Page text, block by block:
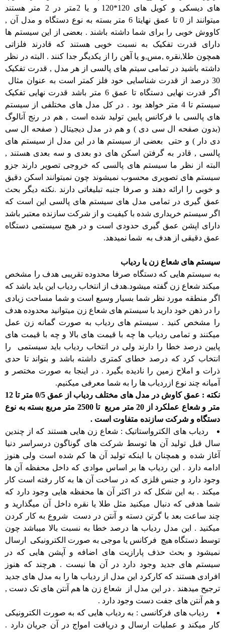
های دیسکی و کویل های 120*120 و یا 2متر در 2 متر هستند
میتوانند از 0 تا عمق نهایتا 6 متر بسته به نوع دستگاه و مدل آن ,
کاووش خوبی را برای شما داشته باشند . بعضی از این سیستم ها
دارای قدرت تفکیک به نسبت خوبی هستند که قادرند فلزاتی
همچون طلا,نقره ,مس,و یا آهن را از یکدیگر جدا کنند . البته در نظر
داشته باشید در تمامی سیتم های پالسی از هر مدل , قدرت تفکیک
30 درصد از قدرت شناسایی خود فلز کمتر است به عنوان مثال
اگر قدرت نهایی دستگاه تا عمق 6 متر باشد قدرت نهایی تفکیک
سیستم تا 4 متر خواهد بود . در کل مدل های مختلفی از سیستم
های پالسی با فرکانس پایین تولید شده است , هم در رنج آنالوگ
(بدون صفحه ال سی دی ) و هم در مدل دیجیتال ( صفحه ال سی
دی دار ) و حتی بعضی از سیستم ها در این مدل از سیستم های
پالسی , قادر به گرفتن اسکن های دو بعدی و سه بعدی هستند ,
البته از نظر ما سیستم های پالسی که خروجی تصویر دارند جزو
سیستم های تصویری محسوب نمیشوند چون نمیتوانند اسکن دقیق
و خوبی را ارائه دهند و صرفا جنبه تبلیغاتی دارند .نکته دیگر بحث
عمق گیری در تمامی مدل های سیستم های پالسی این است که
اگر سیستم خریداری شده با کیفیت و از شرکت سازنده معتبر باشد
دارای اپشن عمق گیری حدودی است و در هیج سیستمی دستگاه
عمق دقیقی از هدف به شما نمیدهد.
سیستم های شعاع زن یا ردیاب
به سیستم هایی که دستگاه صرفا محدوده تقریبی هدف را مشخص
میکند شعاع زن گفته میشود.هدف از انتخاب ردیاب این باید باشد که
اگر منطقه مورد نظر شما بسیار وسیع است و شما مساحت زیادی
را در ذهن خود دارید با سیستم های شعاع زن میتوانید محدوده هدف
را مشخص کنید . سیستم های ردیاب به صورت گمانه زن عمل
میکنند و تمامی ردیاب ها چه با قیمت های بالا و چه با قیمت های
پایین درصد خطا را دارند ولی در انتخاب ردیاب باید سیستمی را
انتخاب کرد که درصد خطای کمتری داشته باشد و بتواند تا حدی
ذرات و املاح زمین را نادیده بگیرد . در اینجا به صورت مختصر و
آمیانه چند نوع ازردیاب ها را به شما معرفی میکنیم.
نکته : عمق کاوش در مدل های مختلف ردیاب از عمق 0/5 متر تا 12
متر و شعاع عملکرد از 20 متر مربع تا 2500 متر مربع بسته به نوع
دستگاه و شرکت سازنده متفاوت است .
ردیاب های الکترواستاتیک : شعاع زن هایی هستند که از چندین
سال قبل تولید آن ها توسط شرکت های گوناگون درسراسر دنیا
آغاز شده و همچنان با اینکه تولید آن ها کم شده است ولی هنوز
ادامه دارد . این ردیاب ها بر اساس موادی که داخل محفظه آن ها
وجود دارد و جنس فلزی که در ساخت آن ها به کار رفته است کار
میکند . به این شکل که در اکثر آن ها محفظه هایی وجود دارد که
شما هدفی که دنبال میکنید مثل طلا یا نقره داخل آن میگذارید و
چند ساعت بعد با گرتن دسته و آنتن در دست شروع به کار کردن
میکنید . این مدل ردیاب ها درصد خطا به نسبت بالا میباشد چون
توسط دستگاه هیچ فرکانس یا موجی به صورت الکترونیکی ارسال
نمیشود و بحث حذف پارازیت های اضافه و آپشن هایی که در
سیستم های جدید وجود دارد در آن ها نیست . هرچند که هنوز
افرادی هستند که کارکرد این مدل از ردیاب ها را به مدل های جدید
ترجیح میدهند . در این مدل از شعاع زن ها هم آنتن های تک دست ,
و هم آنتن های جفت دست وجود دارد .
ردیاب های فرکانسی : به ردیاب هایی که به صورت الکترونیکی
کار میکند و عملیات ارسال و دریافت امواج در آن جریان دارد .